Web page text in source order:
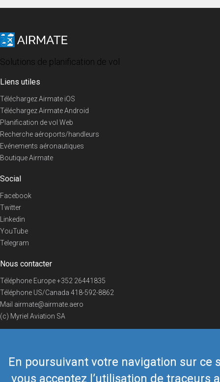
En poursuivant votre navigation sur ce
vous acceptez l’utilisation de traceurs
Solutions de planification de vol
Liens utiles
Téléchargez Airmate iOS
Téléchargez Airmate Android
Planification de vol Web
Recherche aéroports/handleurs
Evénements aéronautiques
Boutique Airmate
Social
Facebook
Twitter
Linkedin
YouTube
Telegram
Nous contacter
Téléphone Europe+352 26441835
Téléphone US/Canada 418-592-8862
Mail airmate@airmate.aero
(c) Myriel Aviation SA
© 2019 Airmate - Conditions d'utilisation -Vie privée Back to top